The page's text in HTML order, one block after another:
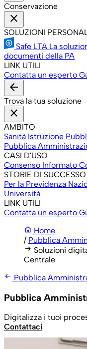
Conservazione
close
SOLUZIONI
Safe LTA La
documenti della PA
LINK UTILI
Contatta un esperto
arrow_back
Trova la tua soluzione
close
AMBITO
Sanità Istruzione
Pubblica
CASI D'USO
Consenso Informato
STORIE DI SUCCESSO
Per la Previdenza
Università
LINK UTILI
Contatta un esperto
home Home
/ Pubblica
arrow_right_alt Soluzioni
Centrale
arrow_left_alt Pubblica
Pubblica
Digitalizza i tuoi
Contattaci